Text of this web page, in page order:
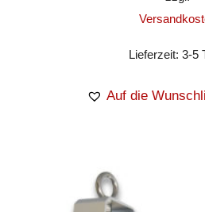
Lieferzeit:3-5
Auf die